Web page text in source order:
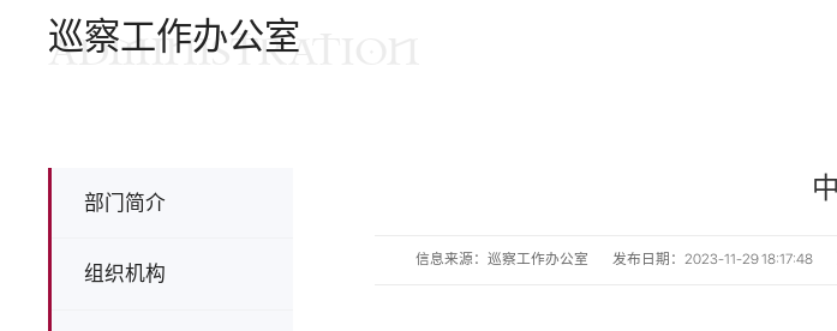
巡察工作办公室
ADMINISTRATION
部门简介
组织机构
信息来源：巡察工作办公室 发布日期：2023-11-29 18:17:48